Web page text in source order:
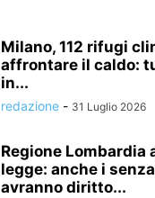
Milano, 112 rifugi
affrontare il caldo:
in...
redazione - 31 Luglio 2026
Regione Lombardia
legge: anche i
avranno diritto...